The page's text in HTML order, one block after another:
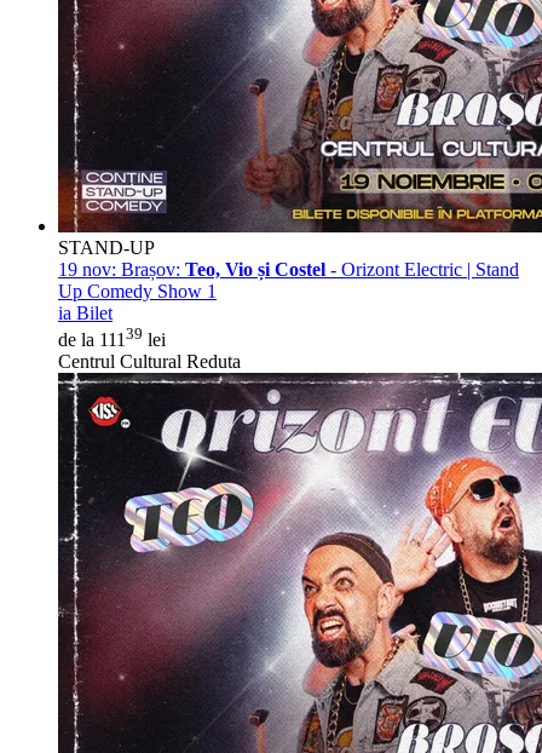
STAND-UP
19 nov: Brașov: Teo, Vio și Costel - Orizont Electric | Stand
Up Comedy Show 1
ia Bilet
de la 111 39 lei
Centrul Cultural Reduta